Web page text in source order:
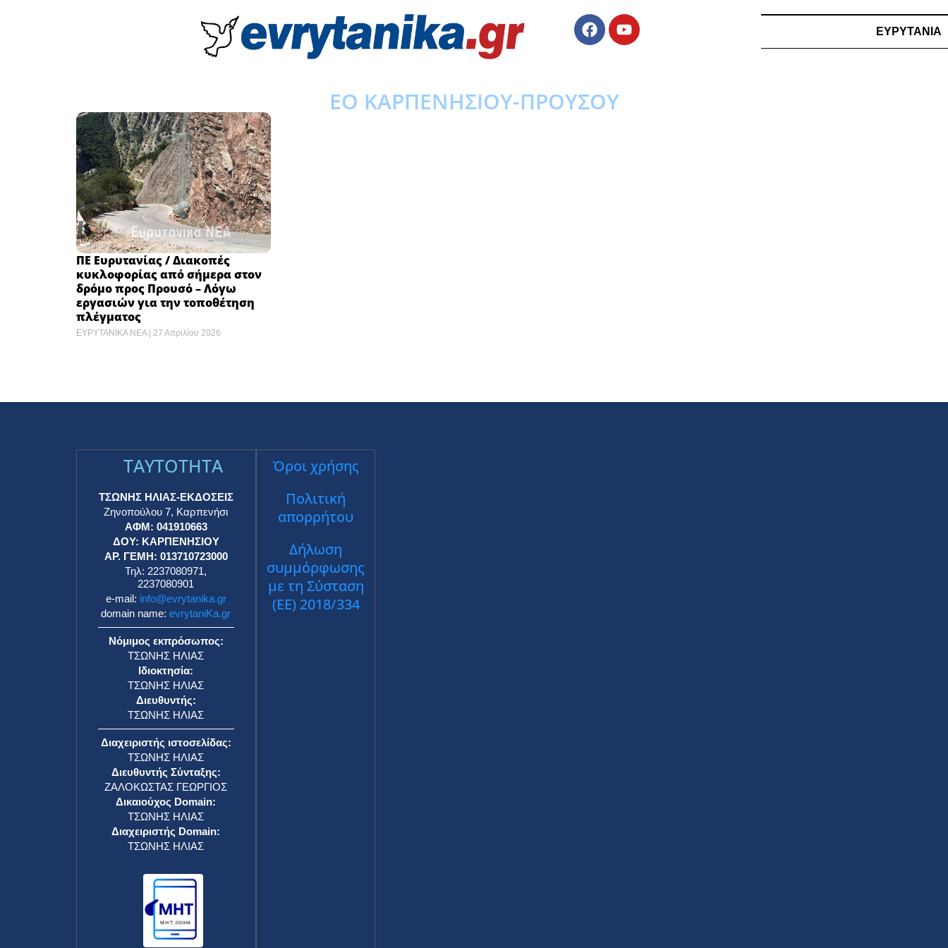
ΕΥΡΥΤΑΝΙΑ
ΕΟ ΚΑΡΠΕΝΗΣΙΟΥ-ΠΡΟΥΣΟΥ
ΠΕ Ευρυτανίας / Διακοπές
κυκλοφορίας από σήμερα στον
δρόμο προς Προυσό – Λόγω
εργασιών για την τοποθέτηση
πλέγματος
ΕΥΡΥΤΑΝΙΚΑ ΝΕΑ 27 Απριλίου 2026
TAYTOTHTA
ΤΣΩΝΗΣ ΗΛΙΑΣ-ΕΚΔΟΣΕΙΣ
Ζηνοπούλου 7, Καρπενήσι
ΑΦΜ: 041910663
ΔΟΥ: ΚΑΡΠΕΝΗΣΙΟΥ
ΑΡ. ΓΕΜΗ: 013710723000
Τηλ: 2237080971,
2237080901
e-mail: info@evrytanika.gr
domain name:evrytaniKa.gr
Νόμιμος εκπρόσωπος:
ΤΣΩΝΗΣ ΗΛΙΑΣ
Ιδιοκτησία:
ΤΣΩΝΗΣ ΗΛΙΑΣ
Διευθυντής:
ΤΣΩΝΗΣ ΗΛΙΑΣ
Διαχειριστής ιστοσελίδας:
ΤΣΩΝΗΣ ΗΛΙΑΣ
Διευθυντής Σύνταξης:
ΖΑΛΟΚΩΣΤΑΣ ΓΕΩΡΓΙΟΣ
Δικαιούχος Domain:
ΤΣΩΝΗΣ ΗΛΙΑΣ
Διαχειριστής Domain:
ΤΣΩΝΗΣ ΗΛΙΑΣ
Όροι χρήσης
Πολιτική
απορρήτου
Δήλωση
συμμόρφωσης
με τη Σύσταση
(ΕΕ) 2018/334